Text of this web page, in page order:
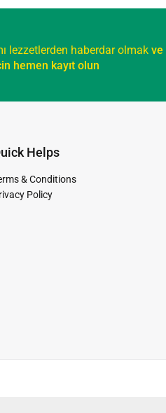
lezzetlerden haberdar olmakve
hemen kayıt olun
Helps
& Conditions
Policy